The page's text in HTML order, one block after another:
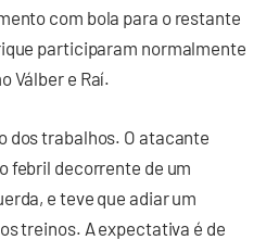
com bola para o restante
participaram normalmente
Válber e Raí.
dos trabalhos. O atacante
febril decorrente de um
e teve que adiar um
treinos. A expectativa é de